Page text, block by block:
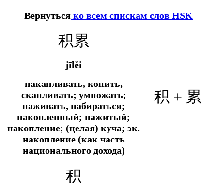
Вернуться ко всем спискам слов HSK
积累
jīlěi
накапливать, копить,
скапливать; умножать;
наживать, набираться;
накопленный; нажитый;
накопление; (целая) куча; эк.
накопление (как часть
национального дохода)
积 + 累
积